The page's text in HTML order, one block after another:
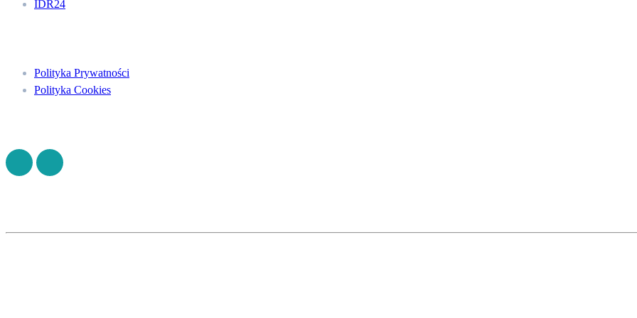
IDR24
Polityka Prywatności
Polityka Cookies